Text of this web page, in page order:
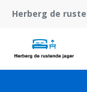
Herberg de